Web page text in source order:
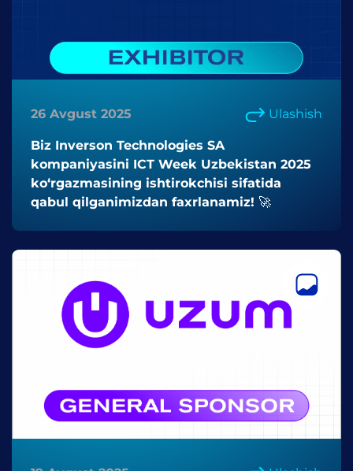
26 Avgust 2025 Ulashish
Biz Inverson Technologies SA
kompaniyasini ICT Week Uzbekistan 2025
ko‘rgazmasining ishtirokchisi sifatida
qabul qilganimizdan faxrlanamiz! 🚀